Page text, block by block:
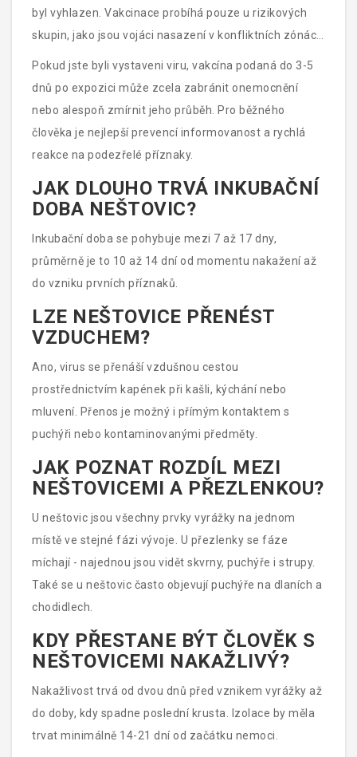
byl vyhlazen. Vakcinace probíhá pouze u rizikových
skupin, jako jsou vojáci nasazení v konfliktních zónách
Pokud jste byli vystaveni viru, vakcína podaná do 3-5
dnů po expozici může zcela zabránit onemocnění
nebo alespoň zmírnit jeho průběh. Pro běžného
člověka je nejlepší prevencí informovanost a rychlá
reakce na podezřelé příznaky.
JAK DLOUHO TRVÁ INKUBAČNÍ
DOBA NEŠTOVIC?
Inkubační doba se pohybuje mezi 7 až 17 dny,
průměrně je to 10 až 14 dní od momentu nakažení až
do vzniku prvních příznaků.
LZE NEŠTOVICE PŘENÉST
VZDUCHEM?
Ano, virus se přenáší vzdušnou cestou
prostřednictvím kapének při kašli, kýchání nebo
mluvení. Přenos je možný i přímým kontaktem s
puchýři nebo kontaminovanými předměty.
JAK POZNAT ROZDÍL MEZI
NEŠTOVICEMI A PŘEZLENKOU?
U neštovic jsou všechny prvky vyrážky na jednom
místě ve stejné fázi vývoje. U přezlenky se fáze
míchají - najednou jsou vidět skvrny, puchýře i strupy.
Také se u neštovic často objevují puchýře na dlaních a
chodidlech.
KDY PŘESTANE BÝT ČLOVĚK S
NEŠTOVICEMI NAKAŽLIVÝ?
Nakažlivost trvá od dvou dnů před vznikem vyrážky až
do doby, kdy spadne poslední krusta. Izolace by měla
trvat minimálně 14-21 dní od začátku nemoci.